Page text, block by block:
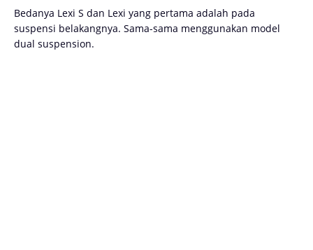
Bedanya Lexi S dan Lexi yang pertama adalah pada
suspensi belakangnya. Sama-sama menggunakan model
dual suspension.